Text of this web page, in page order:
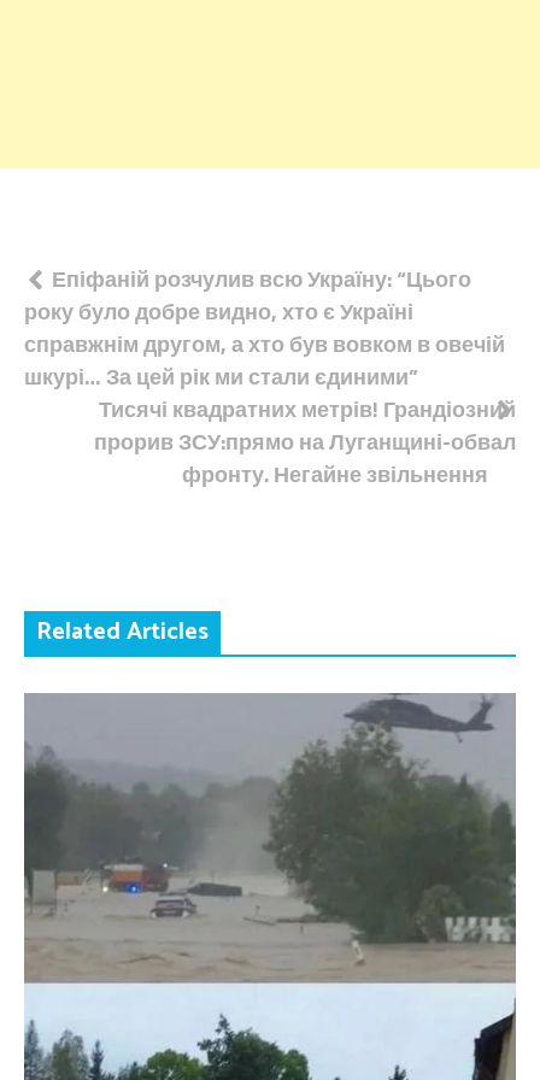
Навігація
записів
Епіфаній розчулив всю Україну: “Цього
року було добре видно, хто є Україні
справжнім другом, а хто був вовком в овечій
шкурі… За цей рік ми стали єдиними”
Тисячі квадратних метрів! Грандіозний
прорив ЗСУ:прямо на Луганщині-обвал
фронту. Негайне звільнення
Related Articles